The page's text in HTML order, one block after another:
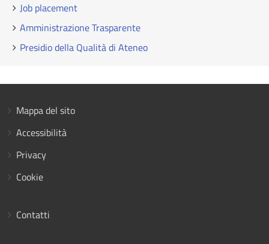
Job placement
Amministrazione Trasparente
Presidio della Qualità di Ateneo
Mappa del sito
Accessibilità
Privacy
Cookie
Contatti